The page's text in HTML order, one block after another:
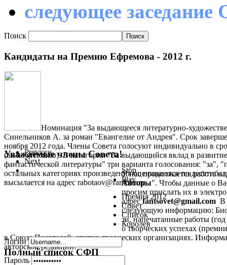
следующее заседание
Поиск
Кандидаты на Премию Ефремова - 2012 г.
Номинация "За выдающееся литературно-
Синельников А. за роман "Евангелие от Андрея". Срок
ноября 2012 года. Члены Совета голосуют индивидуально в
(включительно). В категории "За выдающийся вклад в
фантастической литературы" три варианта голосования: "за",
остальных категориях произведения оцениваются по
высылается на адрес rabotaov@rambler.ru
Уважаемые члены Совета!
У нас продолжается работа
Авторы". Чтобы данные о
просим прислать их в
адресfantsovet@gmail.com В
следующую информацию:
зн, напечатанные работы
о творческих успехах
в Союзе Писателей, других творческих организациях.
авторской редакции!
Полный список СФП
Previous
Next
Stop
Play
Премия 2012
Совет
Список
Королев
Логин
Пароль